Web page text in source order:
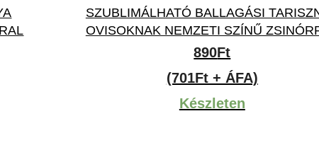
SZUBLIMÁLHATÓ BALLAGÁSI
OVISOKNAK NEMZETI SZÍNŰ
890Ft
(701Ft + ÁFA)
Készleten